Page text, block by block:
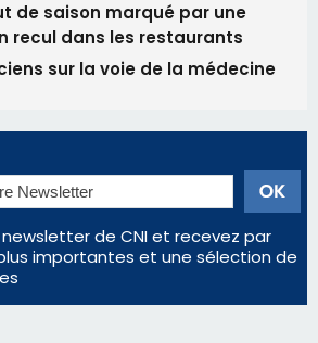
de saison marqué par une
recul dans les restaurants
sur la voie de la médecine
de CNI et recevez par
importantes et une sélection de